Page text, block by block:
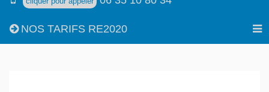
NOS TARIFS RE2020